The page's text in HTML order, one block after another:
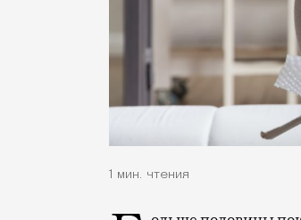
1 мин. чтения